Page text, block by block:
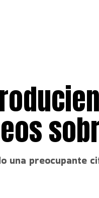
una preocupante